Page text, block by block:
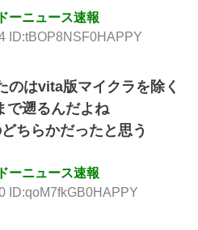
ーニュース速報
ID:tBOP8NSF0HAPPY
のはvita版マイクラを除く
で遡るんだよね
ちらかだったと思う
ーニュース速報
ID:qoM7fkGB0HAPPY